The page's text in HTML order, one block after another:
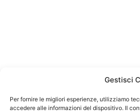
Gestisci
Per fornire le migliori esperienze, utilizziamo
accedere alle informazioni del dispositivo. Il